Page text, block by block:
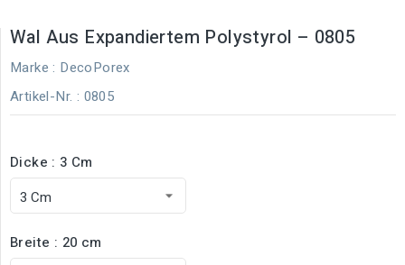
Wal Aus Expandiertem Polystyrol – 0805
Marke : DecoPorex
Artikel-Nr. : 0805
Dicke : 3 Cm
Breite : 20 cm